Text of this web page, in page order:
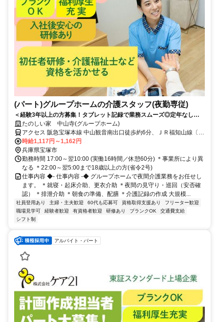
(パート)グループホームの介護スタッフ(夜勤専従)
＜経験3年以上の方募集！タブレット記録で業務スムーズ◎定年なしで
長く稼げる夜勤専従＞「経験を活かして、効率よく高収入を得たい」 そ
んなあなたに最適なお仕事です。週1回から、無理なくしっかり稼ぎま
せんか？
たのしい家 中山寺(グループホーム)
アクセス 阪急宝塚本線 中山観音南出口徒歩約6分、ＪＲ福知山線〔宝
塚線〕 中山寺南口徒歩約9分、阪急宝塚本線 売布神社東改札口徒歩約
14分 JR宝塚線「中山寺」駅から徒歩約6分
時給1,117円～1,162円
兵庫県宝塚市
勤務時間 17:00～翌10:00 (実働16時間／休憩60分) ＊事業所により異
なる ＊22:00～翌5:00まで18歳以上の方(省令2号)
仕事内容 ◆- 仕事内容 -◆ グループホームで夜間介護業務をお任せし
ます。 ＊就寝・起床介助、更衣介助 ＊夜間の見守り・巡回（安否確
認） ＊排泄介助 ＊朝食の準備、配膳 ＊介護記録の作成 大規模...
社員登用あり 主婦・主夫歓迎 60代も応募可 資格取得支援あり
フリーター歓迎
職場見学可
経験者歓迎 有資格者歓迎 研修あり ブランクOK
交通費支給
シフト制
アルバイト・パート